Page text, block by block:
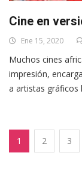
Cine en
Ene 15, 2020
Muchos cines
impresión,
a artistas gráficos
1 2 3